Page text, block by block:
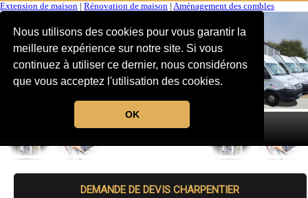
Nous utilisons des cookies pour vous garantir la
meilleure expérience sur notre site. Si vous
continuez à utiliser ce dernier, nous considérons
que vous acceptez l'utilisation des cookies.
OK
Extension de maison Rénovation de maison Aménagement des combles
MENU
DEMANDE DE DEVIS CHARPENTIER